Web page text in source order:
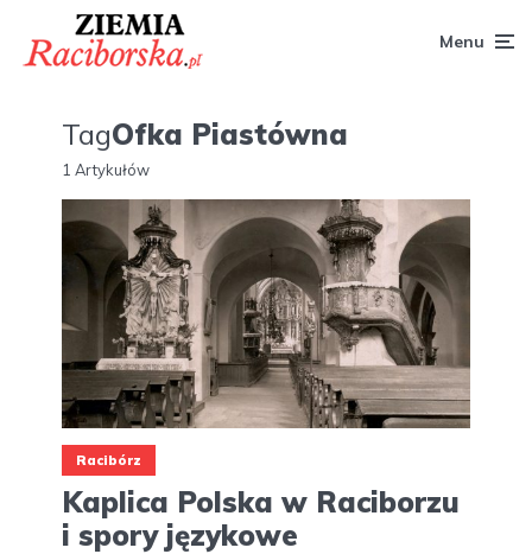
Menu
TagOfka Piastówna
1 Artykułów
Racibórz
Kaplica Polska w Raciborzu
i spory językowe